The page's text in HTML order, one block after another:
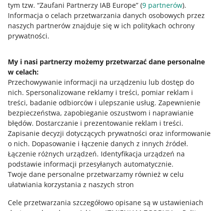
tym tzw. “Zaufani Partnerzy IAB Europe” (9 partnerów).
Informacja o celach przetwarzania danych osobowych przez
naszych partnerów znajduje się w ich politykach ochrony
prywatności.
My i nasi partnerzy możemy przetwarzać dane personalne
w celach:
Przechowywanie informacji na urządzeniu lub dostęp do
nich. Spersonalizowane reklamy i treści, pomiar reklam i
treści, badanie odbiorców i ulepszanie usług. Zapewnienie
bezpieczeństwa, zapobieganie oszustwom i naprawianie
błędów. Dostarczanie i prezentowanie reklam i treści.
Zapisanie decyzji dotyczących prywatności oraz informowanie
o nich. Dopasowanie i łączenie danych z innych źródeł.
Łączenie różnych urządzeń. Identyfikacja urządzeń na
podstawie informacji przesyłanych automatycznie.
Twoje dane personalne przetwarzamy również w celu
ułatwiania korzystania z naszych stron
Cele przetwarzania szczegółowo opisane są w ustawieniach
Wyzerowanie środków jest konieczne, jeśli chcesz
zmienić dane, na jakie będą wystawiane faktury.
aktualizacja danych firmy do faktur nie będzie możliwa.
z 2
Potrzebujesz pomocy?
SKONTAKTUJ SIĘ Z NAMI